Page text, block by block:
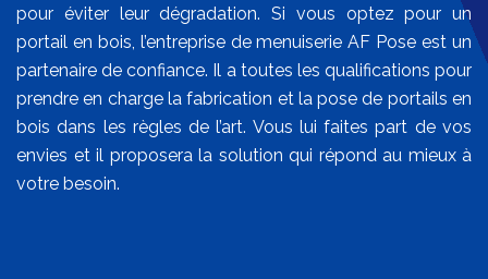
pour éviter leur dégradation. Si vous optez pour un
portail en bois, l’entreprise de menuiserie AF Pose est un
partenaire de confiance. Il a toutes les qualifications pour
prendre en charge la fabrication et la pose de portails en
bois dans les règles de l’art. Vous lui faites part de vos
envies et il proposera la solution qui répond au mieux à
votre besoin.